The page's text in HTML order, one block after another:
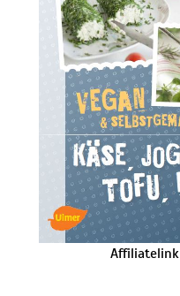
Affiliatelink